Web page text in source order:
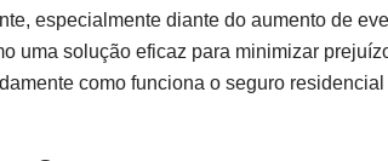
especialmente diante do aumento de
uma solução eficaz para minimizar
como funciona o seguro